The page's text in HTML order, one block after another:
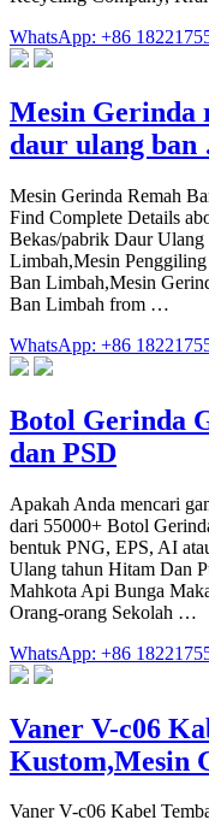
WhatsApp: +86
Mesin Gerinda
daur ulang
Mesin Gerinda Remah
Find Complete Details
Bekas/pabrik Daur
Limbah,Mesin
Ban Limbah,Mesin
Ban Limbah from …
WhatsApp: +86
Botol Gerinda
dan PSD
Apakah Anda mencari
dari 55000+ Botol
bentuk PNG, EPS, AI
Ulang tahun Hitam Dan
Mahkota Api Bunga
Orang-orang Sekolah …
WhatsApp: +86
Vaner V-c06
Kustom,Mesin
Vaner V-c06 Kabel